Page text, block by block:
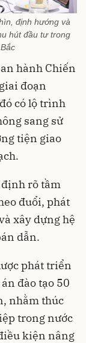
định hướng và
hút đầu tư trong
hành Chiến
đoạn
có lộ trình
sang sử
tiện giao
rõ tầm
đuổi, phát
xây dựng hệ
dẫn.
phát triển
đào tạo 50
nhằm thúc
trong nước
kiện nâng